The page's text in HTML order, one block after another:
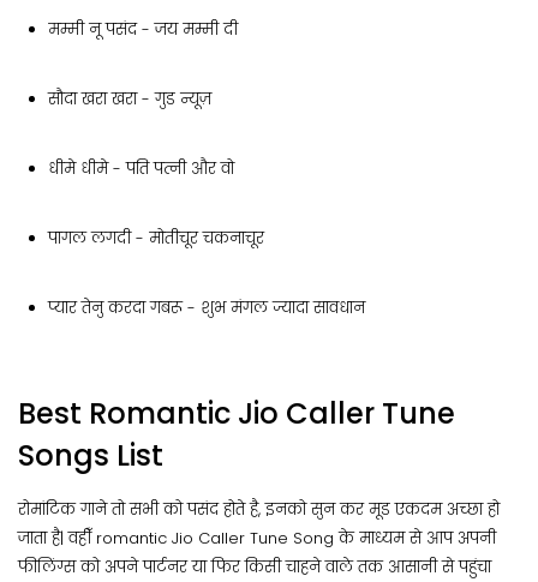
मम्मी नू पसंद - जय मम्मी दी
सौदा खरा खरा - गुड न्यूज़
धीमे धीमे - पति पत्नी और वो
पागल लगदी - मोतीचूर चकनाचूर
प्यार तेनु करदा गबरू - शुभ मंगल ज्यादा सावधान
Best Romantic Jio Caller Tune
Songs List
रोमांटिक गाने तो सभी को पसंद होते है, इनको सुन कर मूड एकदम अच्छा हो
जाता है| वहीँ romantic Jio Caller Tune Song के माध्यम से आप अपनी
फीलिंग्स को अपने पार्टनर या फिर किसी चाहने वाले तक आसानी से पहुंचा